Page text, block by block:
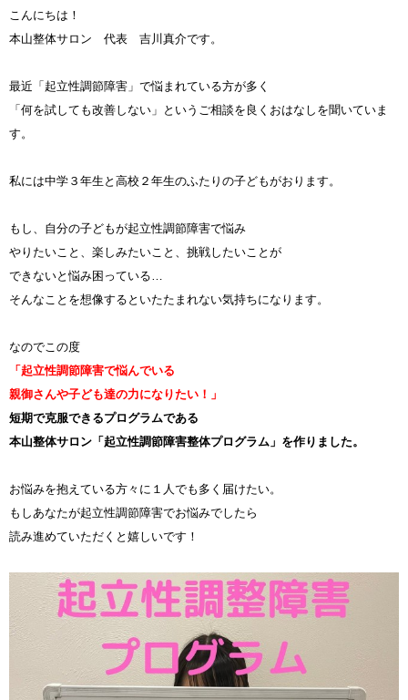
こんにちは！
本山整体サロン 代表 吉川真介です。
最近「起立性調節障害」で悩まれている方が多く
「何を試しても改善しない」というご相談を良くおはなしを聞いていま
す。
私には中学３年生と高校２年生のふたりの子どもがおります。
もし、自分の子どもが起立性調節障害で悩み
やりたいこと、楽しみたいこと、挑戦したいことが
できないと悩み困っている…
そんなことを想像するといたたまれない気持ちになります。
なのでこの度
「起立性調節障害で悩んでいる
親御さんや子ども達の力になりたい！」
短期で克服できるプログラムである
本山整体サロン「起立性調節障害整体プログラム」を作りました。
お悩みを抱えている方々に１人でも多く届けたい。
もしあなたが起立性調節障害でお悩みでしたら
読み進めていただくと嬉しいです！